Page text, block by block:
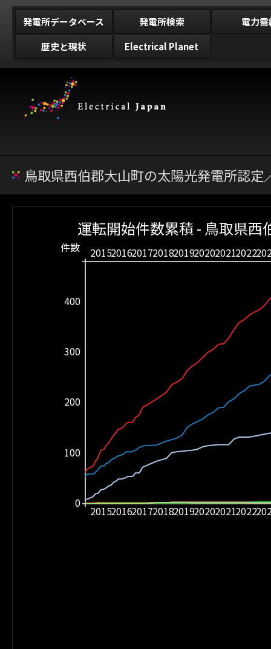
発電所データベース 発電所検索
電力需
歴史と現状
Electrical Planet
鳥取県西伯郡大山町の太陽光発電所認
20152016201720182019202020212022
20152016201720182019202020212022
0
100
200
300
400
件数
運転開始件数累積 - 鳥取県西